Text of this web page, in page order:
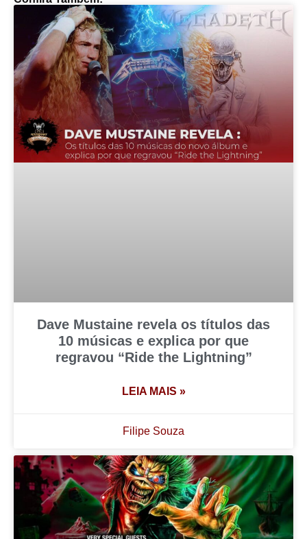
Dave Mustaine revela os títulos das
10 músicas e explica por que
regravou “Ride the Lightning”
LEIA MAIS »
Filipe Souza